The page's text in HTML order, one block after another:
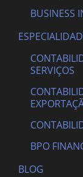
BUSINESS
SERVIÇOS
BPO
BLOG